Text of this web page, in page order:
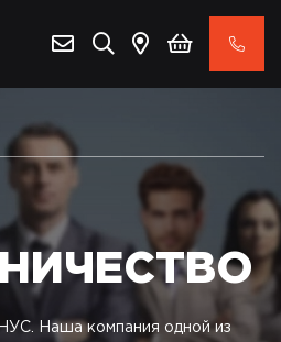
Наша компания одной из